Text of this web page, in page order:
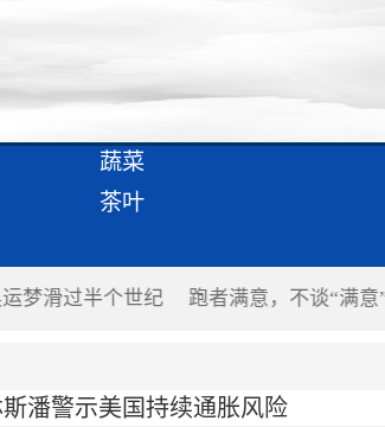
蔬菜
茶叶
梦滑过半个世纪 跑者满意，不谈“满意
潘警示美国持续通胀风险